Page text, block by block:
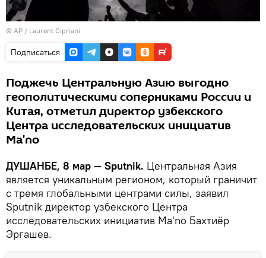
© AP / Laurent Cipriani
Подписаться
Поджечь Центральную Азию выгодно
геополитическими соперниками России и
Китая, отметил директор узбекского
Центра исследовательских инициатив
Ma'no
ДУШАНБЕ, 8 мар — Sputnik. Центральная Азия
является уникальным регионом, который граничит
с тремя глобальными центрами силы, заявил
Sputnik директор узбекского Центра
исследовательских инициатив Ma'no Бахтиёр
Эргашев.